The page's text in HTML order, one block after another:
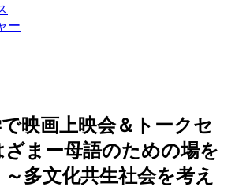
ー
映画上映会＆トークセ
ざまー母語のための場を
多文化共生社会を考え